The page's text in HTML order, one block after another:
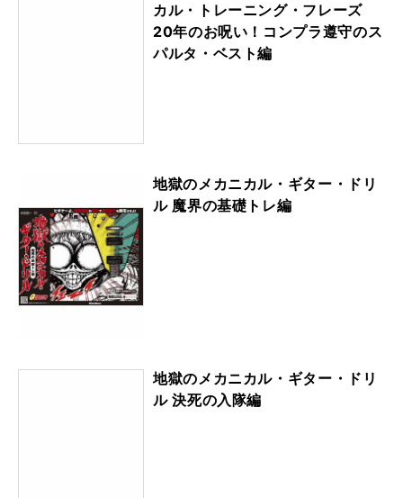
カル・トレーニング・フレーズ
20年のお呪い！コンプラ遵守のス
パルタ・ベスト編
地獄のメカニカル・ギター・ドリ
ル 魔界の基礎トレ編
地獄のメカニカル・ギター・ドリ
ル 決死の入隊編